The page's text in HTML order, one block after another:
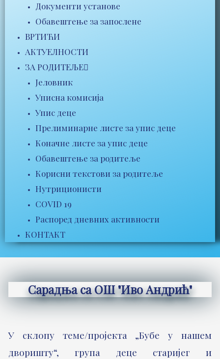
Документи установе
Обавештење за запослене
ВРТИЋИ
АКТУЕЛНОСТИ
ЗА РОДИТЕЉЕ
Јеловник
Уписна комисија
Упис деце
Прелиминарне листе за упис деце
Коначне листе за упис деце
Обавештење за родитеље
Корисни текстови за родитеље
Нутриционисти
COVID 19
Распоред дневних активности
КОНТАКТ
Сарадња са ОШ "Иво Андрић"
У склопу теме/пројекта „Бубе у нашем
дворишту“, група деце старијег и